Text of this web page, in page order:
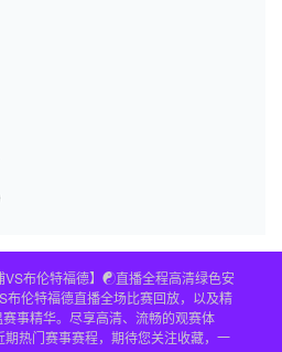
布伦特福德】☯️直播全程高清绿色安
布伦特福德直播全场比赛回放，以及精
事精华。尽享高清、流畅的观赛体
热门赛事赛程，期待您关注收藏，一